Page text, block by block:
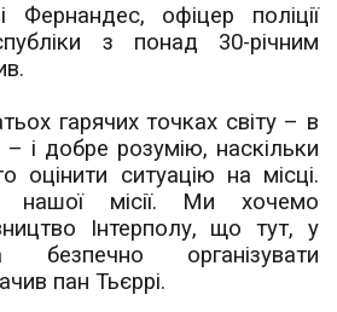
Фернандес, офіцер поліції
з понад 30-річним
гарячих точках світу – в
– і добре розумію, наскільки
оцінити ситуацію на місці.
місії. Ми хочемо
Інтерполу, що тут, у
організувати
пан Тьєррі.